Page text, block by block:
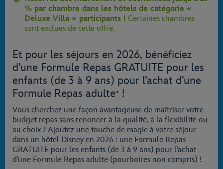
% par chambre dans les hôtels de catégorie «
Deluxe Villa » participants ! Certaines chambres
sont exclues de cette offre.
Et pour les séjours en 2026, bénéficiez
d’une Formule Repas GRATUITE pour les
enfants (de 3 à 9 ans) pour l’achat d’une
Formule Repas adulte± !
Vous cherchez une façon avantageuse de maîtriser votre
budget repas sans renoncer à la qualité, à la flexibilité ou
au choix ? Ajoutez une touche de magie à votre séjour
dans un hôtel Disney en 2026 : une Formule Repas
GRATUITE pour les enfants (de 3 à 9 ans) pour l’achat
d’une Formule Repas adulte (pourboires non compris) !